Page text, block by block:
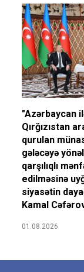
"Azərbaycan
Qırğızıstan
qurulan
gələcəyə
qarşılıqlı
edilməsinə
siyasətin
Kamal
01.08.2026